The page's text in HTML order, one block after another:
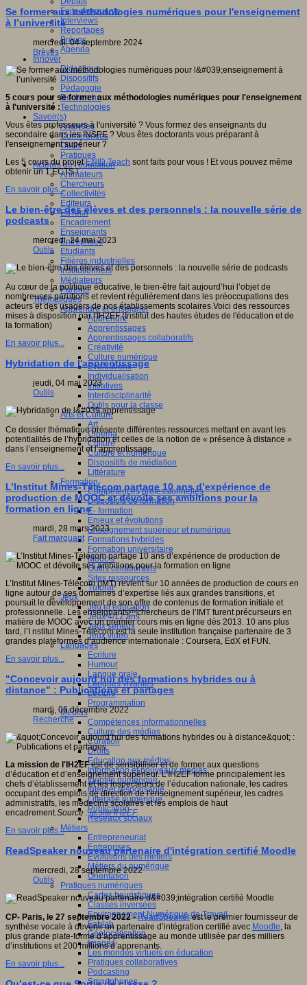
Faits marquants
Interviews
Reportages
Brèves
Agenda
Innover
Didactique
Dispositifs
Pédagogie
Recherche
Technologies
Savoir(s)
Analyses
Conférences
Outils
Pratiques
Acteurs de l'éducation
Animateurs
Chercheurs
Collectivités
Editeurs
EdTech
Encadrement
Enseignants
Entreprises
Etudiants
Filières industrielles
Institutionnels
Médiateurs
Parents
Thématiques
Apprendre et enseigner
Apprendre
Apprentissages
Apprentissages collaboratifs
Créativité
Culture numérique
Evaluations
Individualisation
Initiatives
Interdisciplinarité
Outils pour la classe
Arts et Culture
Art
Cinéma
Culture
Culture et numérique
Dispositifs de médiation
Littérature
Formation
Compétences professionnelles
Dispositifs de formation
E- formation
Enjeux et évolutions
Enseignement supérieur et numérique
Formations hybrides
Formation universitaire
Mooc’s
Outils collaboratifs
Sites ressources
Tutorat
Jeux
Jeu et éducation
Jeux 4/12 ans
Jeux sérieux
Jeux vidéo
Langages
Ecriture
Humour
Langue orale
Langues vivantes
Lecture
Programmation
Médias
Compétences informationnelles
Culture des médias
Curation
Droits
Education aux médias
Information et nouveaux médias
Identité numérique
Internet responsable
Littératie numérique
Publication
Réseaux sociaux
Métiers
Entrepreneuriat
Entreprises
Evolutions des métiers
Métiers du numérique
Orientation
Pratiques numériques
Cartes heuristiques
Classes inversées
Environnement Numérique de Travail
Fablab
Géolocalisation
Images
Les mondes virtuels en éducation
Pratiques collaboratives
Podcasting
Smartphones
Se former aux méthodologies numériques pour l'enseignement
à l’université
mercredi, 04 septembre 2024
Brèves
5 cours pour se former aux méthodologies numériques pour l'enseignement
à l'université :
Vous êtes professeurs à l'université ? Vous formez des enseignants du
secondaire dans les INSPE ? Vous êtes doctorants vous préparant à
l'enseignement supérieur ?
Les 5 cours du projetENID Teach sont faits pour vous ! Et vous pouvez même
obtenir un 1 ECTS !
En savoir plus...
Le bien-être des élèves et des personnels : la nouvelle série de
podcasts
mercredi, 24 mai 2023
Outils
Au cœur de la politique éducative, le bien-être fait aujourd’hui l’objet de
nombreuses parutions et revient régulièrement dans les préoccupations des
acteurs et des usagers de nos établissements scolaires.Voici des ressources
mises à disposition par l'IH2EF (Institut des hautes études de l'éducation et de
la formation)
En savoir plus...
Hybridation de l'apprentissage
jeudi, 04 mai 2023
Outils
Ce dossier thématique présente différentes ressources mettant en avant les
potentialités de l’hybridation et celles de la notion de « présence à distance »
dans l’enseignement et l’apprentissage.
En savoir plus...
L’Institut Mines-Télécom partage 10 ans d’expérience de
production de MOOC et dévoile ses ambitions pour la
formation en ligne
mardi, 28 mars 2023
Fait marquant
L’Institut Mines-Télécom (IMT) revient sur 10 années de production de cours en
ligne autour de ses domaines d’expertise liés aux grandes transitions, et
poursuit le développement de son offre de contenus de formation initiale et
professionnelle. Les enseignantschercheurs de l’IMT furent précurseurs en
matière de MOOC avec un premier cours mis en ligne dès 2013. 10 ans plus
tard, l’I nstitut Mines-Télécom est la seule institution française partenaire de 3
grandes plateformes d’audience internationale : Coursera, EdX et FUN.
En savoir plus...
"Concevoir aujourd’hui des formations hybrides ou à
distance" : Publications et partages
mardi, 06 décembre 2022
Recherche
La mission de l'IH2EFest de sensibiliser et de former aux questions
d’éducation et d’enseignement supérieur. L’IH2EF forme principalement les
chefs d’établissement et les inspecteurs de l’éducation nationale, les cadres
occupant des emplois de direction de l'enseignement supérieur, les cadres
administratifs, les médecins scolaires et les emplois de haut
encadrement.Source :le site IH2EF
En savoir plus...
ReadSpeaker nouveau partenaire d'intégration certifié Moodle
mercredi, 28 septembre 2022
Outils
CP- Paris, le 27 septembre 2022 - ReadSpeakerest le premier fournisseur de
synthèse vocale à devenir un partenaire d’intégration certifié avec Moodle, la
plus grande plate-forme d’apprentissage au monde utilisée par des milliers
d’institutions et 200 millions d’apprenants.
En savoir plus...